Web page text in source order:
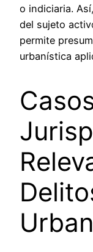
o indiciaria.
del sujeto
permite
urbanística